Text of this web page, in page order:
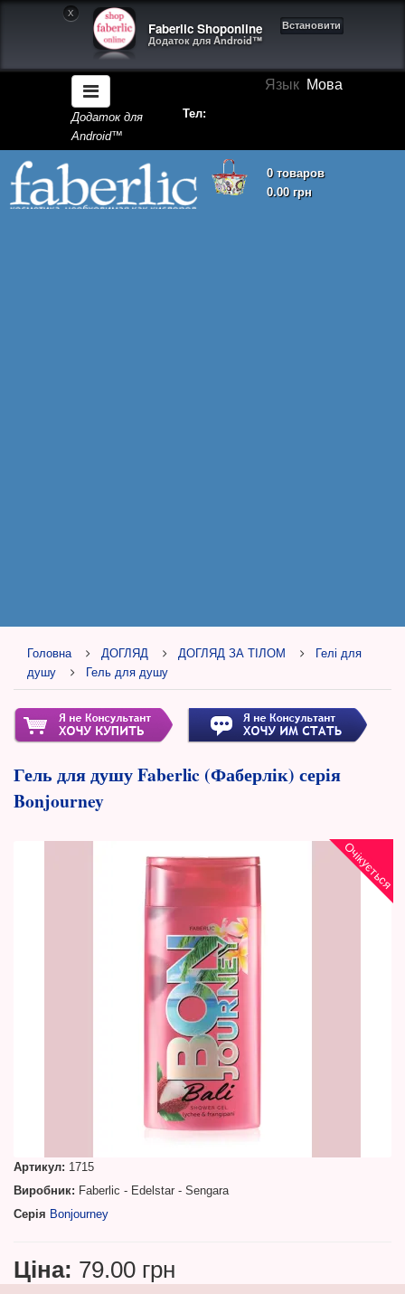
X
Faberlic Shoponline
Додаток для Android™
Встановити
Язык Мова
Додаток для
Android™
Тел:
0 товаров
0.00 грн
Кошик покупок порожній!
Головна ДОГЛЯД ДОГЛЯД ЗА ТІЛОМ
Гелі для
душу
Гель для душу
Гель для душу Faberlic (Фаберлік) серія
Bonjourney
Очікується
Артикул: 1715
Виробник: Faberlic - Edelstar - Sengara
Серія Bonjourney
Ціна: 79.00 грн